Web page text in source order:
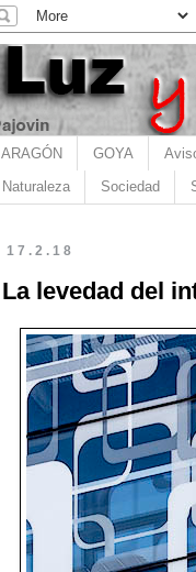
ARAGÓN GOYA
Naturaleza Sociedad
17.2.18
La levedad del